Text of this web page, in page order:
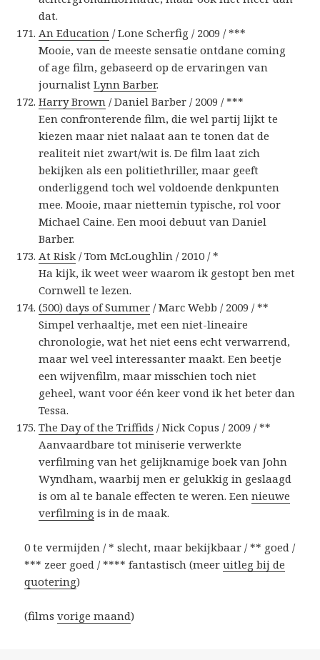
dat.
An Education / Lone Scherfig / 2009 / ***
Mooie, van de meeste sensatie ontdane coming
of age film, gebaseerd op de ervaringen van
journalistLynn Barber.
Harry Brown / Daniel Barber / 2009 / ***
Een confronterende film, die wel partij lijkt te
kiezen maar niet nalaat aan te tonen dat de
realiteit niet zwart/wit is. De film laat zich
bekijken als een politiethriller, maar geeft
onderliggend toch wel voldoende denkpunten
mee. Mooie, maar niettemin typische, rol voor
Michael Caine. Een mooi debuut van Daniel
Barber.
At Risk / Tom McLoughlin / 2010 / *
Ha kijk, ik weet weer waarom ik gestopt ben met
Cornwell te lezen.
(500) days of Summer / Marc Webb / 2009 / **
Simpel verhaaltje, met een niet-lineaire
chronologie, wat het niet eens echt verwarrend,
maar wel veel interessanter maakt. Een beetje
een wijvenfilm, maar misschien toch niet
geheel, want voor één keer vond ik het beter dan
Tessa.
The Day of the Triffids / Nick Copus / 2009 / **
Aanvaardbare tot miniserie verwerkte
verfilming van het gelijknamige boek van John
Wyndham, waarbij men er gelukkig in geslaagd
is om al te banale effecten te weren. Eennieuwe
verfilming is in de maak.
0 te vermijden / * slecht, maar bekijkbaar / ** goed /
*** zeer goed / **** fantastisch (meeruitleg bij de
quotering)
(filmsvorige maand)